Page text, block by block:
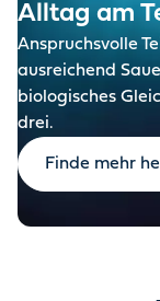
Alltag am
Anspruchsvolle
ausreichend
biologisches
drei.
Finde mehr